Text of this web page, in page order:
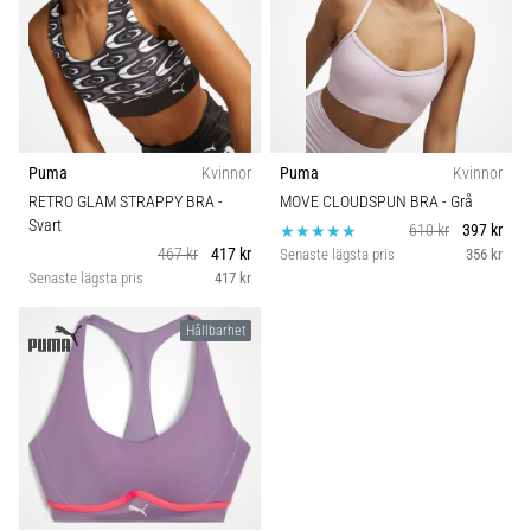
och
efter
löpning
Knäsmärta
drabbar
alla
löpare
minst
gång
livet,
oavsett
är
amatör
eller
proffs.
Idrottsgren
Kategori
Passform
Hållbarhet
BH stöd 1
Puma
Kvinnor
RETRO GLAM STRAPPY BRA-
Svart
467 kr
417 kr
Senaste lägsta pris 417 kr
Puma
Kvinnor
MOVE CLOUDSPUN BRA- Grå
610 kr
397 kr
Senaste lägsta pris 356 kr
Hållbarhet